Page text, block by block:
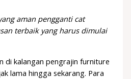
aman pengganti cat
terbaik yang harus dimulai
di kalangan pengrajin furniture
lama hingga sekarang. Para